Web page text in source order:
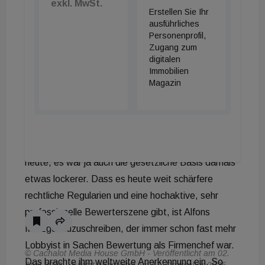
Jahrzehnten wie ein Wanderprediger durch die
Lande gezogen, um für eine professionelle
Immobilienbewertung zu werben. Damals gab es
kaum große Unternehmen, welche ihren
Immobilienbestand laufend von professionellen
heute, es war ja auch die gesetzliche Basis damals
etwas lockerer. Dass es heute weit schärfere
rechtliche Regularien und eine hochaktive, sehr
professionelle Bewerterszene gibt, ist Alfons
Metzger zuzuschreiben, der immer schon fast mehr
Lobbyist in Sachen Bewertung als Firmenchef war.
Das brachte ihm weltweite Anerkennung ein. So
exkl. MwSt.
Erstellen Sie Ihr
ausführliches
Personenprofil,
Zugang zum
digitalen
Immobilien
Magazin
© Cachalot Media House GmbH - Veröffentlicht am 02.